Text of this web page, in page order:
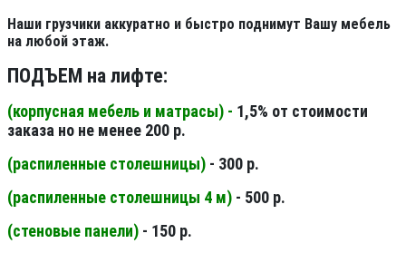
Наши грузчики аккуратно и быстро поднимут Вашу мебель
на любой этаж.
ПОДЪЕМ на лифте:
(корпусная мебель и матрасы) - 1,5% от стоимости
заказа но не менее 200 р.
(распиленные столешницы) - 300 р.
(распиленные столешницы 4 м) - 500 р.
(стеновые панели) - 150 р.